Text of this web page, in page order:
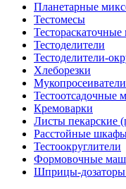
Планетарные
Тестомесы
Тестоделители
Тестоделители-
Хлеборезки
Мукопросеиватели
Тестоотсадочные
Кремоварки
Листы пекарские
Расстойные
Тестоокруглители
Формовочные
Шприцы-дозаторы